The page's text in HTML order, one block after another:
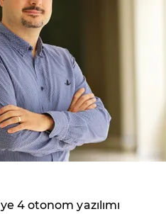
4 otonom yazılımı